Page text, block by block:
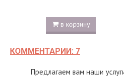
в корзину
КОММЕНТАРИИ: 7
Предлагаем вам наши